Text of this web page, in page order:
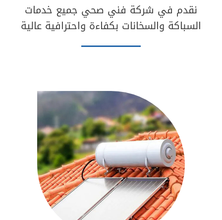
نقدم في شركة فني صحي جميع خدمات
السباكة والسخانات بكفاءة واحترافية عالية